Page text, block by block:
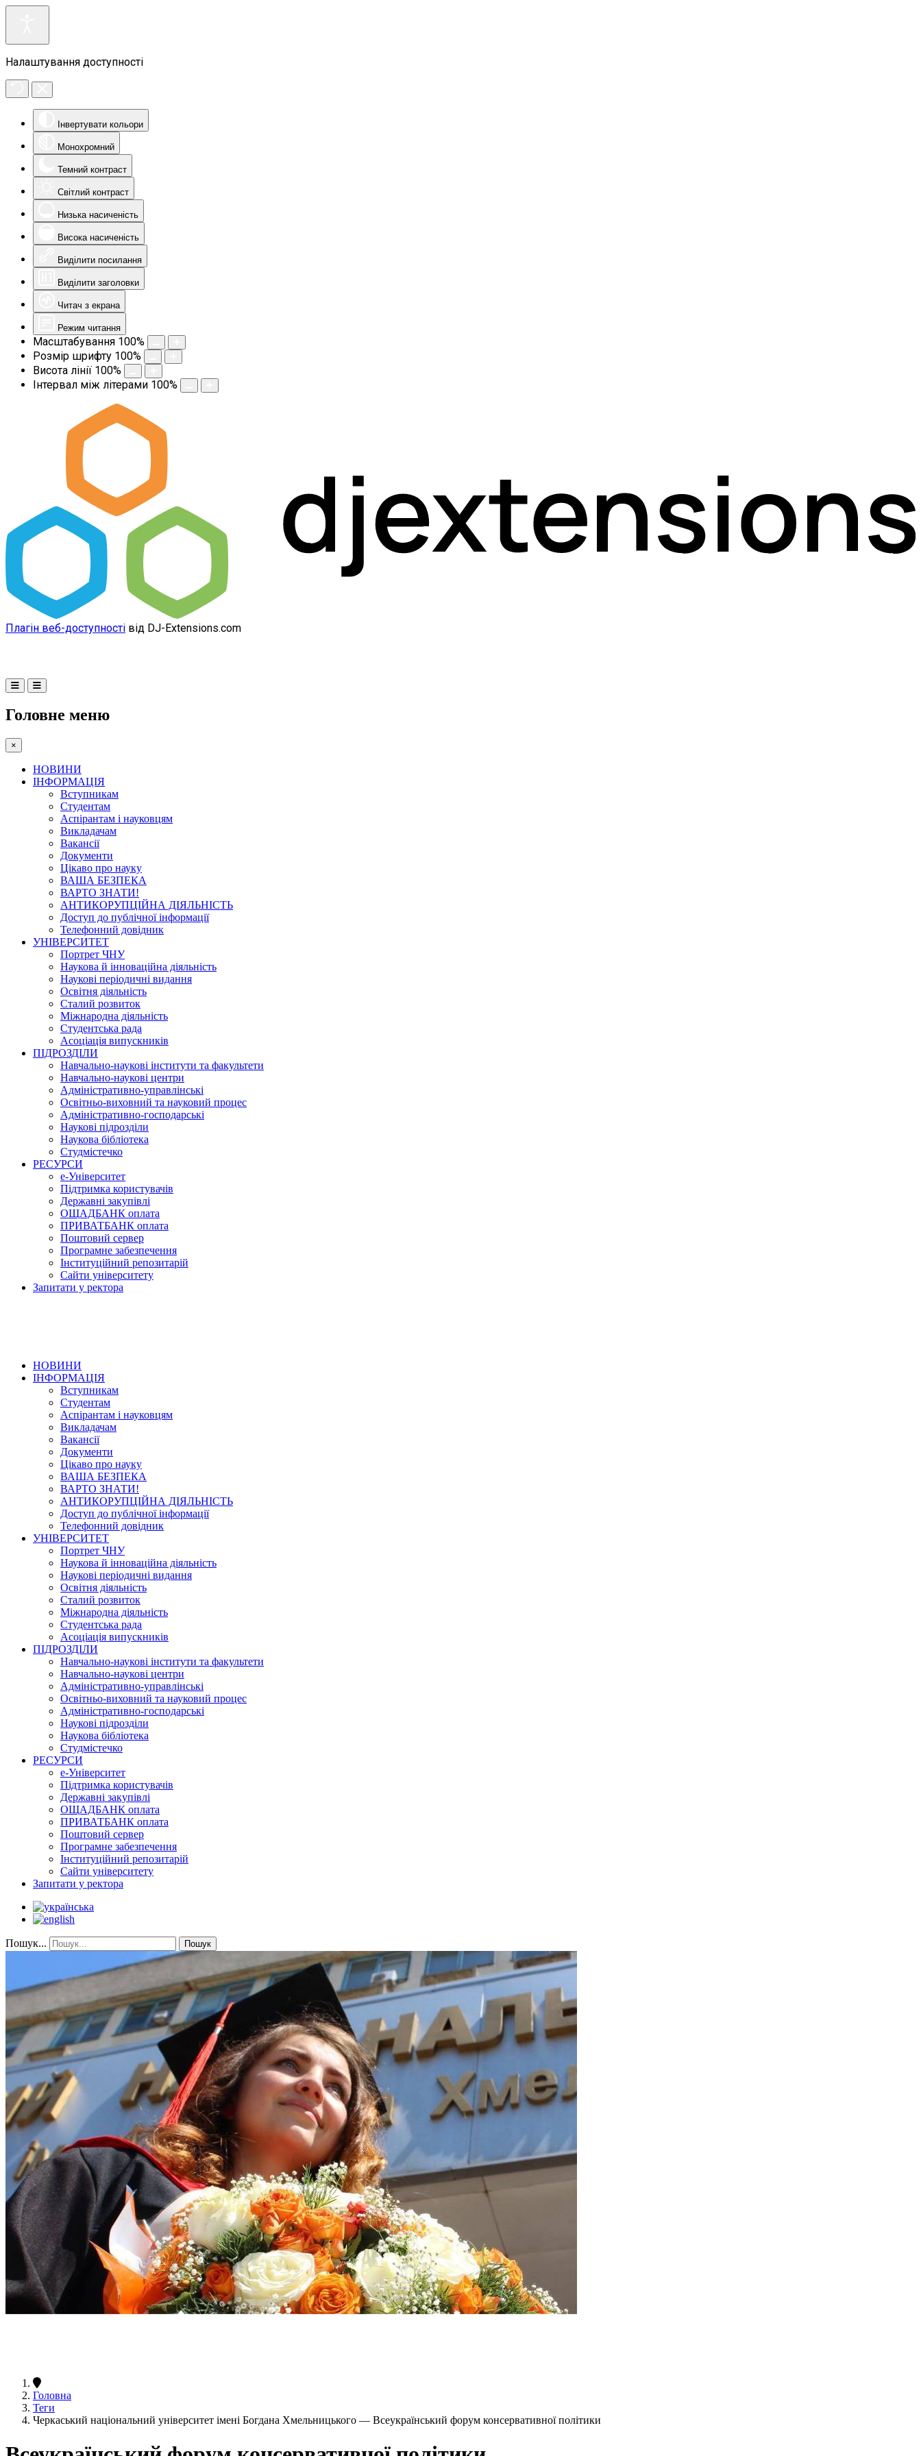
Налаштування доступності
Інвертувати кольори
Монохромний
Темний контраст
Світлий контраст
Низька насиченість
Висока насиченість
Виділити посилання
Виділити заголовки
Читач з екрана
Режим читання
Масштабування 100%
Розмір шрифту 100%
Висота лінії 100%
Інтервал між літерами 100%
Плагін веб-доступності від DJ-Extensions.com
Головне меню
×
НОВИНИ
ІНФОРМАЦІЯ
Вступникам
Студентам
Аспірантам і науковцям
Викладачам
Вакансії
Документи
Цікаво про науку
ВАША БЕЗПЕКА
ВАРТО ЗНАТИ!
АНТИКОРУПЦІЙНА ДІЯЛЬНІСТЬ
Доступ до публічної інформації
Телефонний довідник
УНІВЕРСИТЕТ
Портрет ЧНУ
Наукова й інноваційна діяльність
Наукові періодичні видання
Освітня діяльність
Сталий розвиток
Міжнародна діяльність
Студентська рада
Асоціація випускників
ПІДРОЗДІЛИ
Навчально-наукові інститути та факультети
Навчально-наукові центри
Адміністративно-управлінські
Освітньо-виховний та науковий процес
Адміністративно-господарські
Наукові підрозділи
Наукова бібліотека
Студмістечко
РЕСУРСИ
е-Університет
Підтримка користувачів
Державні закупівлі
ОЩАДБАНК оплата
ПРИВАТБАНК оплата
Поштовий сервер
Програмне забезпечення
Інституційний репозитарій
Сайти університету
Запитати у ректора
НОВИНИ
ІНФОРМАЦІЯ
Вступникам
Студентам
Аспірантам і науковцям
Викладачам
Вакансії
Документи
Цікаво про науку
ВАША БЕЗПЕКА
ВАРТО ЗНАТИ!
АНТИКОРУПЦІЙНА ДІЯЛЬНІСТЬ
Доступ до публічної інформації
Телефонний довідник
УНІВЕРСИТЕТ
Портрет ЧНУ
Наукова й інноваційна діяльність
Наукові періодичні видання
Освітня діяльність
Сталий розвиток
Міжнародна діяльність
Студентська рада
Асоціація випускників
ПІДРОЗДІЛИ
Навчально-наукові інститути та факультети
Навчально-наукові центри
Адміністративно-управлінські
Освітньо-виховний та науковий процес
Адміністративно-господарські
Наукові підрозділи
Наукова бібліотека
Студмістечко
РЕСУРСИ
е-Університет
Підтримка користувачів
Державні закупівлі
ОЩАДБАНК оплата
ПРИВАТБАНК оплата
Поштовий сервер
Програмне забезпечення
Інституційний репозитарій
Сайти університету
Запитати у ректора
Пошук... Пошук
Головна
Теги
Черкаський національний університет імені Богдана Хмельницького — Всеукраїнський форум консервативної політики